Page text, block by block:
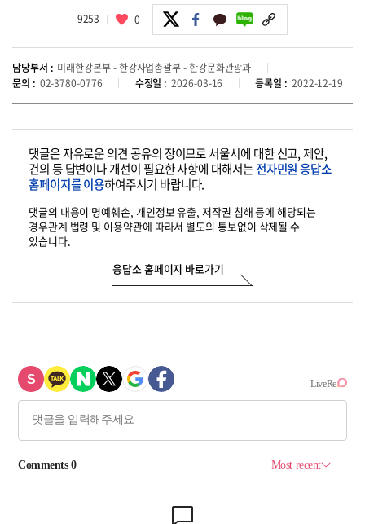
9253 0
담당부서 : 미래한강본부 - 한강사업총괄부 - 한강문화관광과
문의 : 02-3780-0776 수정일 : 2026-03-16 등록일 : 2022-12-19
댓글은 자유로운 의견 공유의 장이므로 서울시에 대한 신고, 제안,
건의 등답변이나 개선이 필요한 사항에 대해서는전자민원 응답소
홈페이지를 이용하여주시기 바랍니다.
댓글의 내용이 명예훼손, 개인정보 유출, 저작권 침해 등에 해당되는
경우관계 법령 및 이용약관에 따라서 별도의 통보없이 삭제될 수
있습니다.
응답소 홈페이지 바로가기